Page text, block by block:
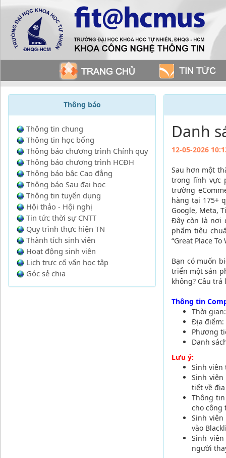
Thông báo
Thông tin chung
Thông tin học bổng
Thông báo chương trình Chính quy
Thông báo chương trình HCĐH
Thông báo bậc Cao đẳng
Thông báo Sau đại học
Thông tin tuyển dụng
Hội thảo - Hội nghị
Tin tức thời sự CNTT
Quy trình thực hiện TN
Thành tích sinh viên
Hoạt động sinh viên
Lịch trực cố vấn học tập
Góc sẻ chia
Danh
12-05-2026
Sau hơn một
trong lĩnh vực
trường
hàng tại 175+
Google, Meta,
Đây còn là nơi
phẩm tiêu
“Great Place
Bạn có muốn
triển một sản
không? Câu
Thông tin
Thời
Địa điểm:
Phương
Danh
Lưu ý:
Sinh viên
Sinh
tiết về
Thông
cho công
Sinh
vào
Sinh
người